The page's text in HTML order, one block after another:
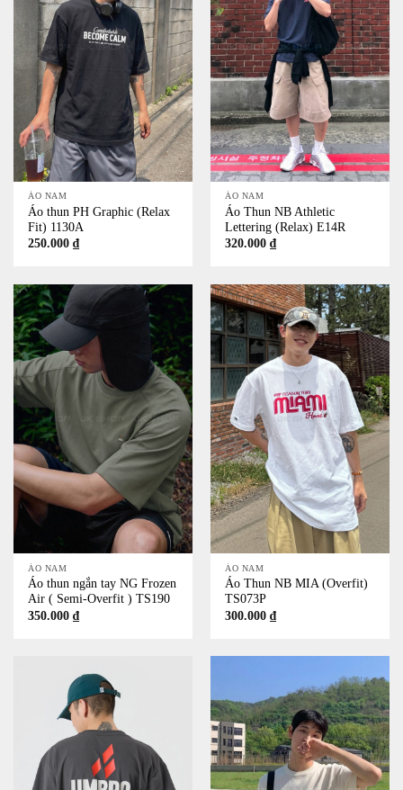
ÁO NAM
Áo thun PH Graphic (Relax
Fit) 1130A
250.000₫
ÁO NAM
Áo Thun NB Athletic
Lettering (Relax) E14R
320.000₫
ÁO NAM
Áo thun ngắn tay NG Frozen
Air ( Semi-Overfit ) TS190
350.000₫
ÁO NAM
Áo Thun NB MIA (Overfit)
TS073P
300.000₫